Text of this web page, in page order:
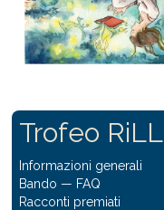
Trofeo RiLL
Informazioni generali
Bando — FAQ
Racconti premiati